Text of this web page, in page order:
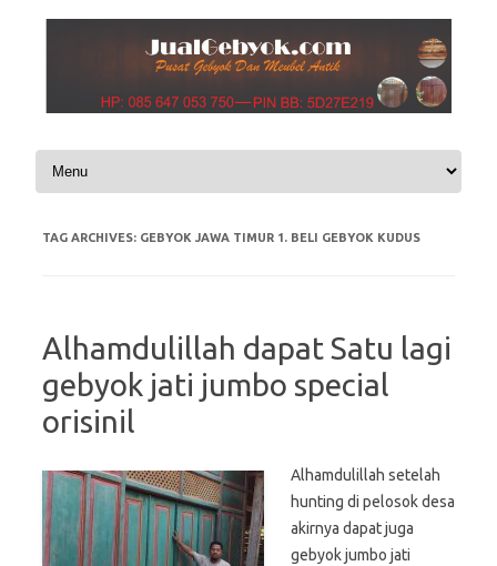
Skip to content
TAG ARCHIVES: GEBYOK JAWA TIMUR 1. BELI GEBYOK KUDUS
Alhamdulillah dapat Satu lagi
gebyok jati jumbo special
orisinil
Alhamdulillah setelah
hunting di pelosok desa
akirnya dapat juga
gebyok jumbo jati